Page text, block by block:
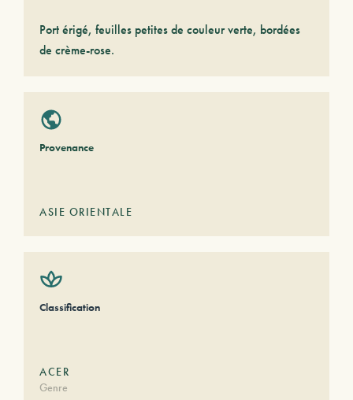
Port érigé, feuilles petites de couleur verte, bordées
de crème-rose.
Provenance
ASIE ORIENTALE
Classification
ACER
Genre